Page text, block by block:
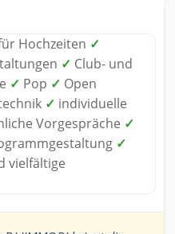
Hochzeiten ✓
✓ Club- und
✓ Pop ✓ Open
✓ individuelle
Vorgespräche ✓
✓
vielfältige